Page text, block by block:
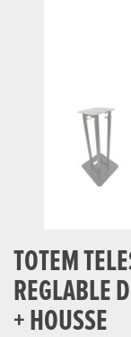
TOTEM
REGLABLE
+ HOUSSE